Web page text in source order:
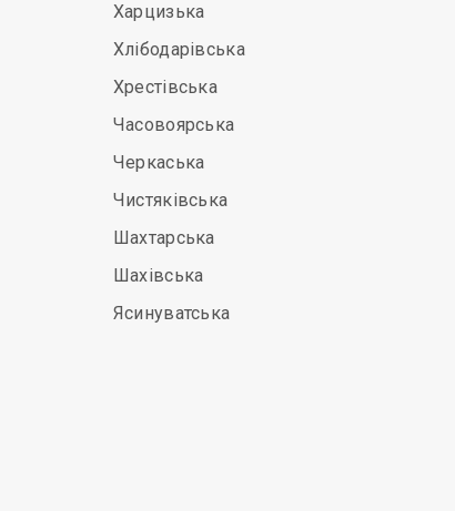
Харцизька
Хлібодарівська
Хрестівська
Часовоярська
Черкаська
Чистяківська
Шахтарська
Шахівська
Ясинуватська